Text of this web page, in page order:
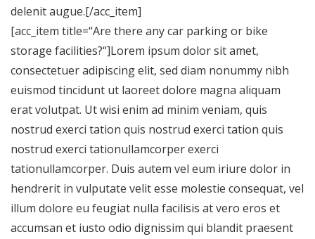
delenit augue.[/acc_item]
[acc_item title=“Are there any car parking or bike
storage facilities?“]Lorem ipsum dolor sit amet,
consectetuer adipiscing elit, sed diam nonummy nibh
euismod tincidunt ut laoreet dolore magna aliquam
erat volutpat. Ut wisi enim ad minim veniam, quis
nostrud exerci tation quis nostrud exerci tation quis
nostrud exerci tationullamcorper exerci
tationullamcorper. Duis autem vel eum iriure dolor in
hendrerit in vulputate velit esse molestie consequat, vel
illum dolore eu feugiat nulla facilisis at vero eros et
accumsan et iusto odio dignissim qui blandit praesent